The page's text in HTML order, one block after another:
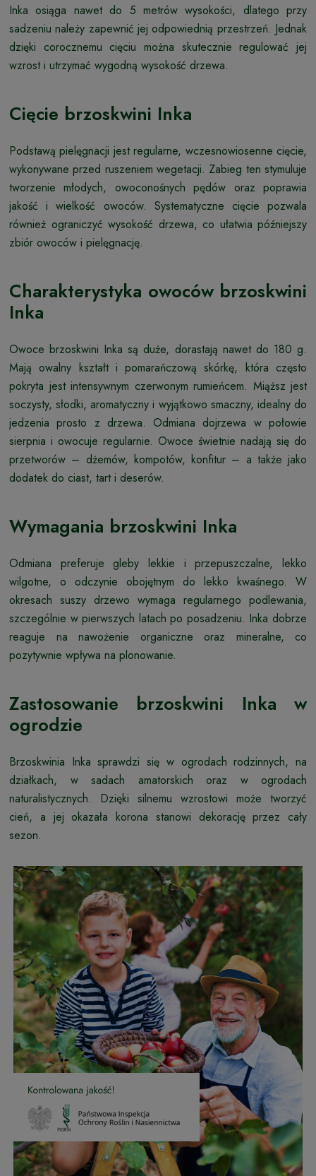
Inka osiąga nawet do 5 metrów wysokości, dlatego przy
sadzeniu należy zapewnić jej odpowiednią przestrzeń. Jednak
dzięki corocznemu cięciu można skutecznie regulować jej
wzrost i utrzymać wygodną wysokość drzewa.
Cięcie brzoskwini Inka
Podstawą pielęgnacji jest regularne, wczesnowiosenne cięcie,
wykonywane przed ruszeniem wegetacji. Zabieg ten stymuluje
tworzenie młodych, owoconośnych pędów oraz poprawia
jakość i wielkość owoców. Systematyczne cięcie pozwala
również ograniczyć wysokość drzewa, co ułatwia późniejszy
zbiór owoców i pielęgnację.
Charakterystyka owoców brzoskwini
Inka
Owoce brzoskwini Inka są duże, dorastają nawet do 180 g.
Mają owalny kształt i pomarańczową skórkę, która często
pokryta jest intensywnym czerwonym rumieńcem. Miąższ jest
soczysty, słodki, aromatyczny i wyjątkowo smaczny, idealny do
jedzenia prosto z drzewa. Odmiana dojrzewa w połowie
sierpnia i owocuje regularnie. Owoce świetnie nadają się do
przetworów – dżemów, kompotów, konfitur – a także jako
dodatek do ciast, tart i deserów.
Wymagania brzoskwini Inka
Odmiana preferuje gleby lekkie i przepuszczalne, lekko
wilgotne, o odczynie obojętnym do lekko kwaśnego. W
okresach suszy drzewo wymaga regularnego podlewania,
szczególnie w pierwszych latach po posadzeniu. Inka dobrze
reaguje na nawożenie organiczne oraz mineralne, co
pozytywnie wpływa na plonowanie.
Zastosowanie brzoskwini Inka w
ogrodzie
Brzoskwinia Inka sprawdzi się w ogrodach rodzinnych, na
działkach, w sadach amatorskich oraz w ogrodach
naturalistycznych. Dzięki silnemu wzrostowi może tworzyć
cień, a jej okazała korona stanowi dekorację przez cały
sezon.